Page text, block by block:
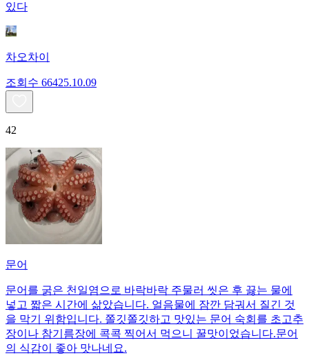
있다
차오차이
조회수 66425.10.09
42
문어
문어를 굵은 천일염으로 바락바락 주물러 씻은 후 끓는 물에
넣고 짧은 시간에 삶았습니다. 얼음물에 잠깐 담궈서 질긴 것
을 막기 위함입니다. 쫄깃쫄깃하고 맛있는 문어 숙회를 초고추
장이나 참기름장에 콕콕 찍어서 먹으니 꿀맛이었습니다.문어
의 식감이 좋아 맛나네요.